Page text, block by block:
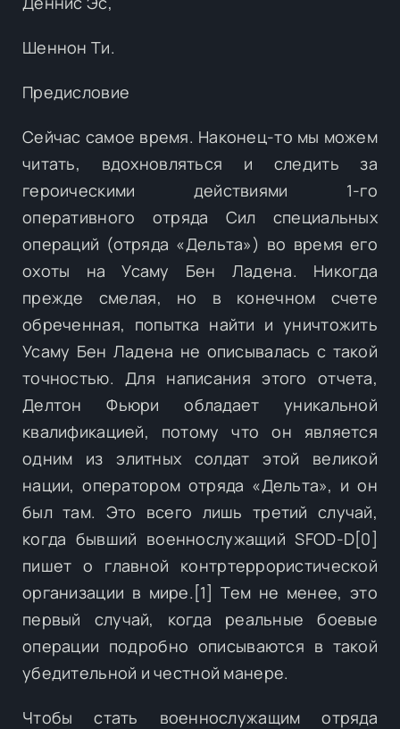
Шеннон Ти.
Предисловие
Сейчас самое время. Наконец-то мы можем
читать, вдохновляться и следить за
героическими действиями 1-го
оперативного отряда Сил специальных
операций (отряда «Дельта») во время его
охоты на Усаму Бен Ладена. Никогда
прежде смелая, но в конечном счете
обреченная, попытка найти и уничтожить
Усаму Бен Ладена не описывалась с такой
точностью. Для написания этого отчета,
Делтон Фьюри обладает уникальной
квалификацией, потому что он является
одним из элитных солдат этой великой
нации, оператором отряда «Дельта», и он
был там. Это всего лишь третий случай,
когда бывший военнослужащий SFOD-D[0]
пишет о главной контртеррористической
организации в мире.[1] Тем не менее, это
первый случай, когда реальные боевые
операции подробно описываются в такой
убедительной и честной манере.
Чтобы стать военнослужащим отряда